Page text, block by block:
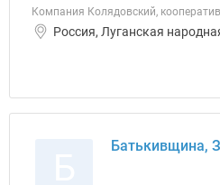
Компания Колядовский, кооператив
Россия, Луганская
Батькивщина,